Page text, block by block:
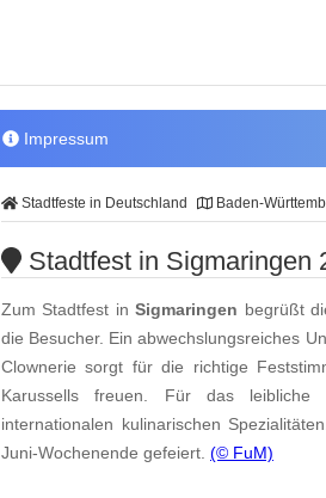
Impressum
Stadtfeste in Deutschland Baden-
Stadtfest in Sigmaringen
Zum Stadtfest inSigmaringen begrüßt
die Besucher. Ein abwechslungsreiches
Clownerie sorgt für die richtige
Karussells freuen. Für das leibliche
internationalen kulinarischen
Juni-Wochenende gefeiert. (© FuM)